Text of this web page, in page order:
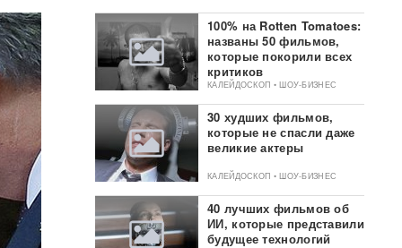
100% на Rotten Tomatoes:
названы 50 фильмов,
которые покорили всех
критиков
КАЛЕЙДОСКОП • ШОУ-БИЗНЕС
30 худших фильмов,
которые не спасли даже
великие актеры
КАЛЕЙДОСКОП • ШОУ-БИЗНЕС
40 лучших фильмов об
ИИ, которые представили
будущее технологий